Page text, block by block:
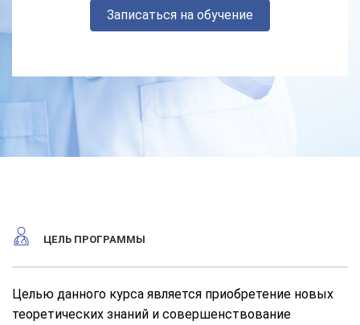
Записаться на обучение
ЦЕЛЬ ПРОГРАММЫ
Целью данного курса является приобретение новых
теоретических знаний и совершенствование